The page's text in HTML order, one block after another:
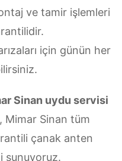
ve tamir işlemleri
için günün her
Sinan uydu servisi
Mimar Sinan tüm
çanak anten
sunuyoruz.